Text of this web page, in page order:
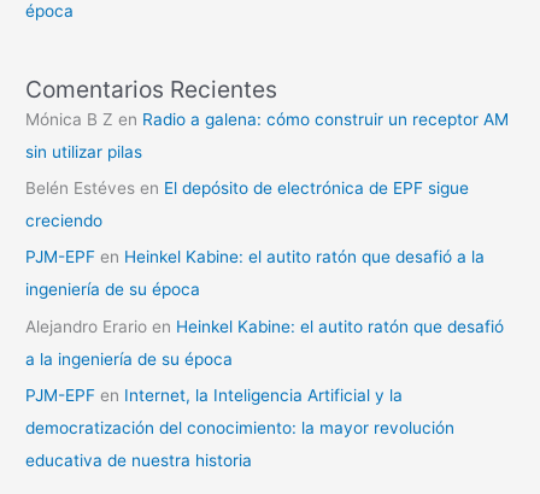
época
Comentarios Recientes
Mónica B Z en Radio a galena: cómo construir un receptor AM
sin utilizar pilas
Belén Estéves en El depósito de electrónica de EPF sigue
creciendo
PJM-EPF en Heinkel Kabine: el autito ratón que desafió a la
ingeniería de su época
Alejandro Erario en Heinkel Kabine: el autito ratón que desafió
a la ingeniería de su época
PJM-EPF en Internet, la Inteligencia Artificial y la
democratización del conocimiento: la mayor revolución
educativa de nuestra historia